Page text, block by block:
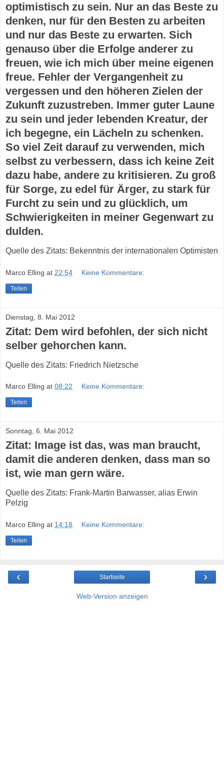
optimistisch zu sein. Nur an das Beste zu
denken, nur für den Besten zu arbeiten
und nur das Beste zu erwarten. Sich
genauso über die Erfolge anderer zu
freuen, wie ich mich über meine eigenen
freue. Fehler der Vergangenheit zu
vergessen und den höheren Zielen der
Zukunft zuzustreben. Immer guter Laune
zu sein und jeder lebenden Kreatur, der
ich begegne, ein Lächeln zu schenken.
So viel Zeit darauf zu verwenden, mich
selbst zu verbessern, dass ich keine Zeit
dazu habe, andere zu kritisieren. Zu groß
für Sorge, zu edel für Ärger, zu stark für
Furcht zu sein und zu glücklich, um
Schwierigkeiten in meiner Gegenwart zu
dulden.
Quelle des Zitats: Bekenntnis der internationalen Optimisten
Marco Elling at 22:54 Keine Kommentare:
Teilen
Dienstag, 8. Mai 2012
Zitat: Dem wird befohlen, der sich nicht
selber gehorchen kann.
Quelle des Zitats: Friedrich Nietzsche
Marco Elling at 08:22 Keine Kommentare:
Teilen
Sonntag, 6. Mai 2012
Zitat: Image ist das, was man braucht,
damit die anderen denken, dass man so
ist, wie man gern wäre.
Quelle des Zitats: Frank-Martin Barwasser, alias Erwin
Pelzig
Marco Elling at 14:18 Keine Kommentare:
Teilen
‹ ›
Startseite
Web-Version anzeigen